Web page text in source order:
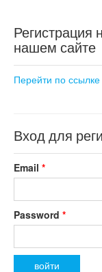
Регистрация
нашем сайте
Перейти по
Вход для
Email *
Password *